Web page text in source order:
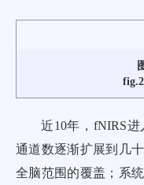
近10年，fNIRS
通道数逐渐扩展到几
全脑范围的覆盖；系